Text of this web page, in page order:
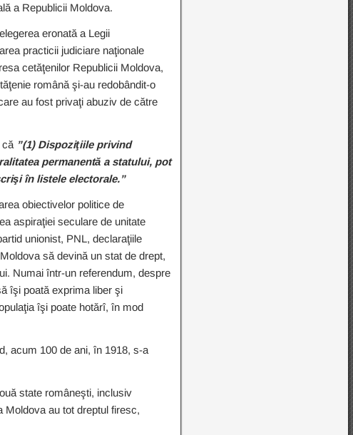
a Republicii Moldova.
eronată a Legii
practicii judiciare naţionale
cetăţenilor Republicii Moldova,
română şi-au redobândit-o
au fost privaţi abuziv de către
că ”(1) Dispoziţiile privind
permanentă a statului, pot
în listele electorale.”
obiectivelor politice de
aspiraţiei seculare de unitate
unionist, PNL, declaraţiile
să devină un stat de drept,
Numai într-un referendum, despre
îşi poată exprima liber şi
îşi poate hotărî, în mod
acum 100 de ani, în 1918, s-a
state româneşti, inclusiv
Moldova au tot dreptul firesc,